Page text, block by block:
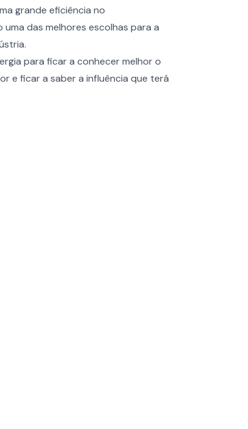
grande eficiência no
das melhores escolhas para a
para ficar a conhecer melhor o
e ficar a saber a influência que terá